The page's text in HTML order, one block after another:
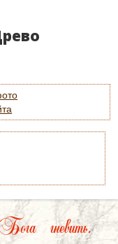
гневить.